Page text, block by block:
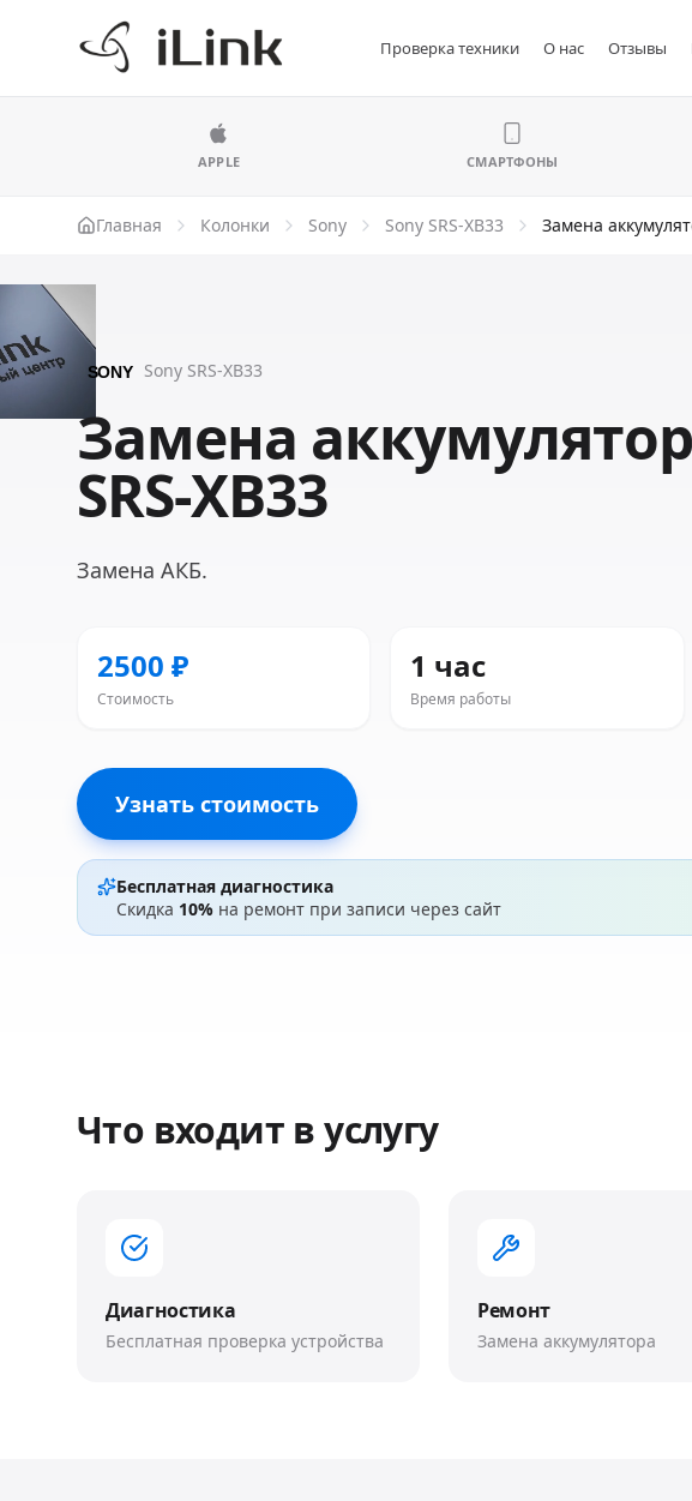
Проверка техники О нас Отзывы
APPLE СМАРТФОНЫ
Главная Колонки Sony Sony SRS-XB33 Замена
Sony SRS-XB33
Замена
SRS-XB33
Замена АКБ.
2500 ₽
Стоимость
1 час
Время работы
Узнать стоимость
Бесплатная диагностика
Скидка 10% на ремонт при записи через сайт
Что входит в услугу
Диагностика
Бесплатная проверка устройства
Ремонт
Замена аккумулятора